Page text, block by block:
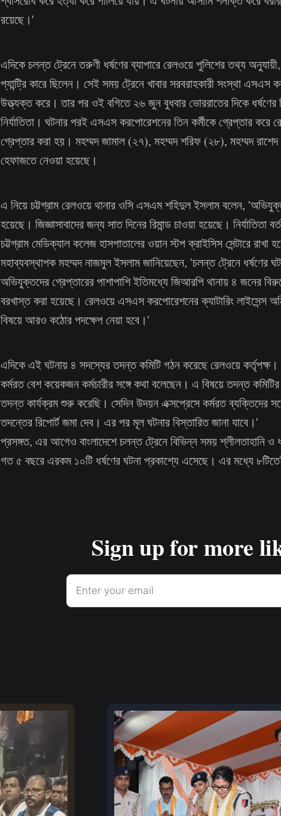
রয়েছে।'
এদিকে চলন্ত ট্রেনে তরুণী ধর্ষণের ব্যাপারে রেলওয়ে পুলিশের তথ্য
প্যান্ট্রি কারে ছিলেন। সেই সময় ট্রেনে খাবার সরবরাহকারী সংস্থা
উত্ত্যক্ত করে। তার পর ওই বগিতে ২৬ জুন বুধবার ভোররাতের দিকে
নির্যাতিতা। ঘটনার পরই এসএস করপোরেশনের তিন কর্মীকে গ্রেপ্তার
গ্রেপ্তার করা হয়। মহম্মদ জামাল (২৭), মহম্মদ শরিফ (২৮), মহম্মদ
হেফাজতে নেওয়া হয়েছে।
এ নিয়ে চট্টগ্রাম রেলওয়ে থানার ওসি এসএম শহিদুল ইসলাম বলেন,
হয়েছে। জিজ্ঞাসাবাদের জন্য সাত দিনের রিমান্ড চাওয়া হয়েছে। নির্যাতিতা
চট্টগ্রাম মেডিক্যাল কলেজ হাসপাতালের ওয়ান স্টপ ক্রাইসিস সেন্টারে রাখা
মহাব্যবস্থাপক মহম্মদ নাজমুল ইসলাম জানিয়েছেন, 'চলন্ত ট্রেনে ধর্ষণের
অভিযুক্তদের গ্রেপ্তারের পাশাপাশি ইতিমধ্যে জিআরপি থানায় ৪ জনের
বরখাস্ত করা হয়েছে। রেলওয়ে এসএস করপোরেশনের ক্যাটারিং লাইসেন্স
বিষয়ে আরও কঠোর পদক্ষেপ নেয়া হবে।'
এদিকে এই ঘটনায় ৪ সদস্যের তদন্ত কমিটি গঠন করেছে রেলওয়ে কর্তৃপক্ষ।
কর্মরত বেশ কয়েকজন কর্মচারীর সঙ্গে কথা বলেছেন। এ বিষয়ে তদন্ত
তদন্ত কার্যক্রম শুরু করেছি। সেদিন উদয়ন এক্সপ্রেসে কর্মরত ব্যক্তিদের
তদন্তের রিপোর্ট জমা দেব। এর পর মূল ঘটনার বিস্তারিত জানা যাবে।'
প্রসঙ্গত, এর আগেও বাংলাদেশে চলন্ত ট্রেনে বিভিন্ন সময় শ্লীলতাহানি ও
গত ৫ বছরে এরকম ১০টি ধর্ষণের ঘটনা প্রকাশ্যে এসেছে। এর মধ্যে
Sign up for more
Enter your email